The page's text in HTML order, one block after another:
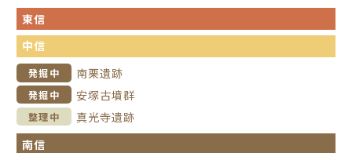
東信
中信
発掘中 南栗遺跡
発掘中 安塚古墳群
整理中
真光寺遺跡
南信